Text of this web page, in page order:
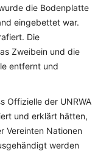
die Bodenplatte
eingebettet war.
Die
Zweibein und die
entfernt und
Offizielle der UNRWA
und erklärt hätten,
Vereinten Nationen
werden